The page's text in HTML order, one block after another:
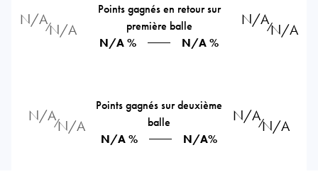
N/A⁄N/A
Points gagnés en retour sur
première balle
N/A %
N/A %
N/A⁄N/A
N/A⁄N/A
Points gagnés sur deuxième
balle
N/A %
N/A%
N/A⁄N/A